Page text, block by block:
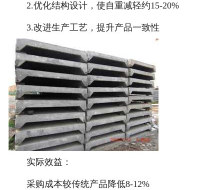
2.优化结构设计，使自重减轻约15-20%
3.改进生产工艺，提升产品一致性
实际效益：
采购成本较传统产品降低8-12%